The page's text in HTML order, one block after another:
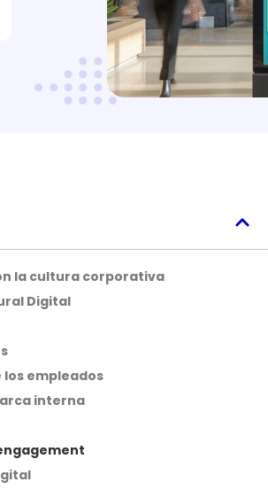
la cultura corporativa
Digital
empleados
interna